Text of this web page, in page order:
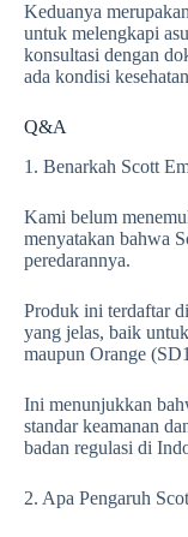
Keduanya
untuk melengkapi
konsultasi dengan
ada kondisi
Q&A
1. Benarkah Scott
Kami belum
menyatakan bahwa
peredarannya.
Produk ini terdaftar
yang jelas, baik
maupun Orange
Ini menunjukkan
standar keamanan
badan regulasi di
2. Apa Pengaruh